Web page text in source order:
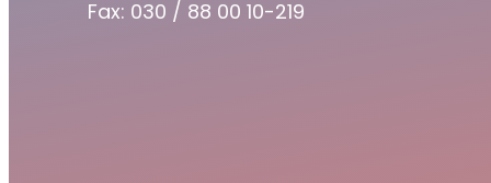
Fax: 030 / 88 00 10-219